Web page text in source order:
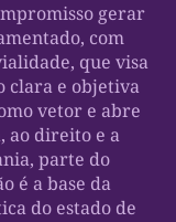
gerar
com
que visa
clara e objetiva
vetor e abre
ao direito e a
parte do
é a base da
do estado de